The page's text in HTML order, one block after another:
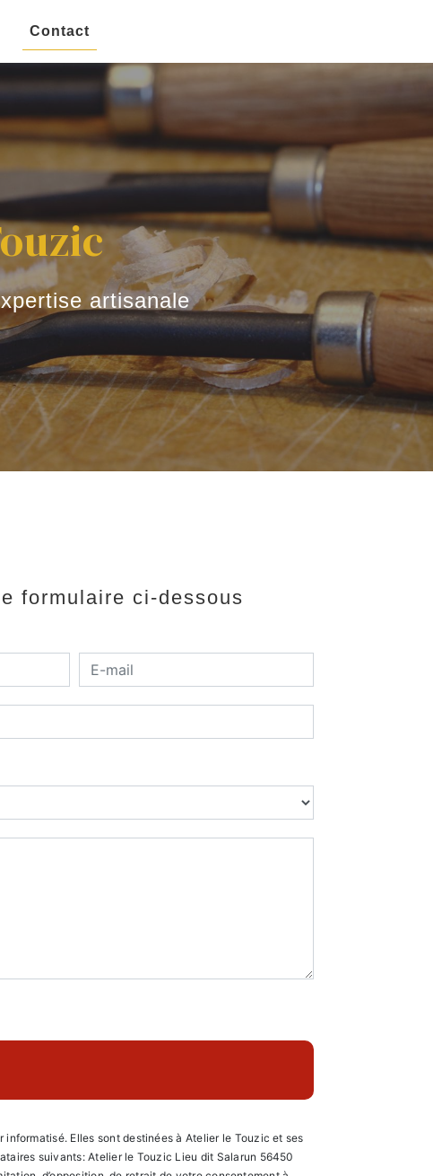
Contact
artisanale
formulaire ci-dessous
Elles sont destinées à Atelier le Touzic et ses
suivants: Atelier le Touzic Lieu dit Salarun 56450